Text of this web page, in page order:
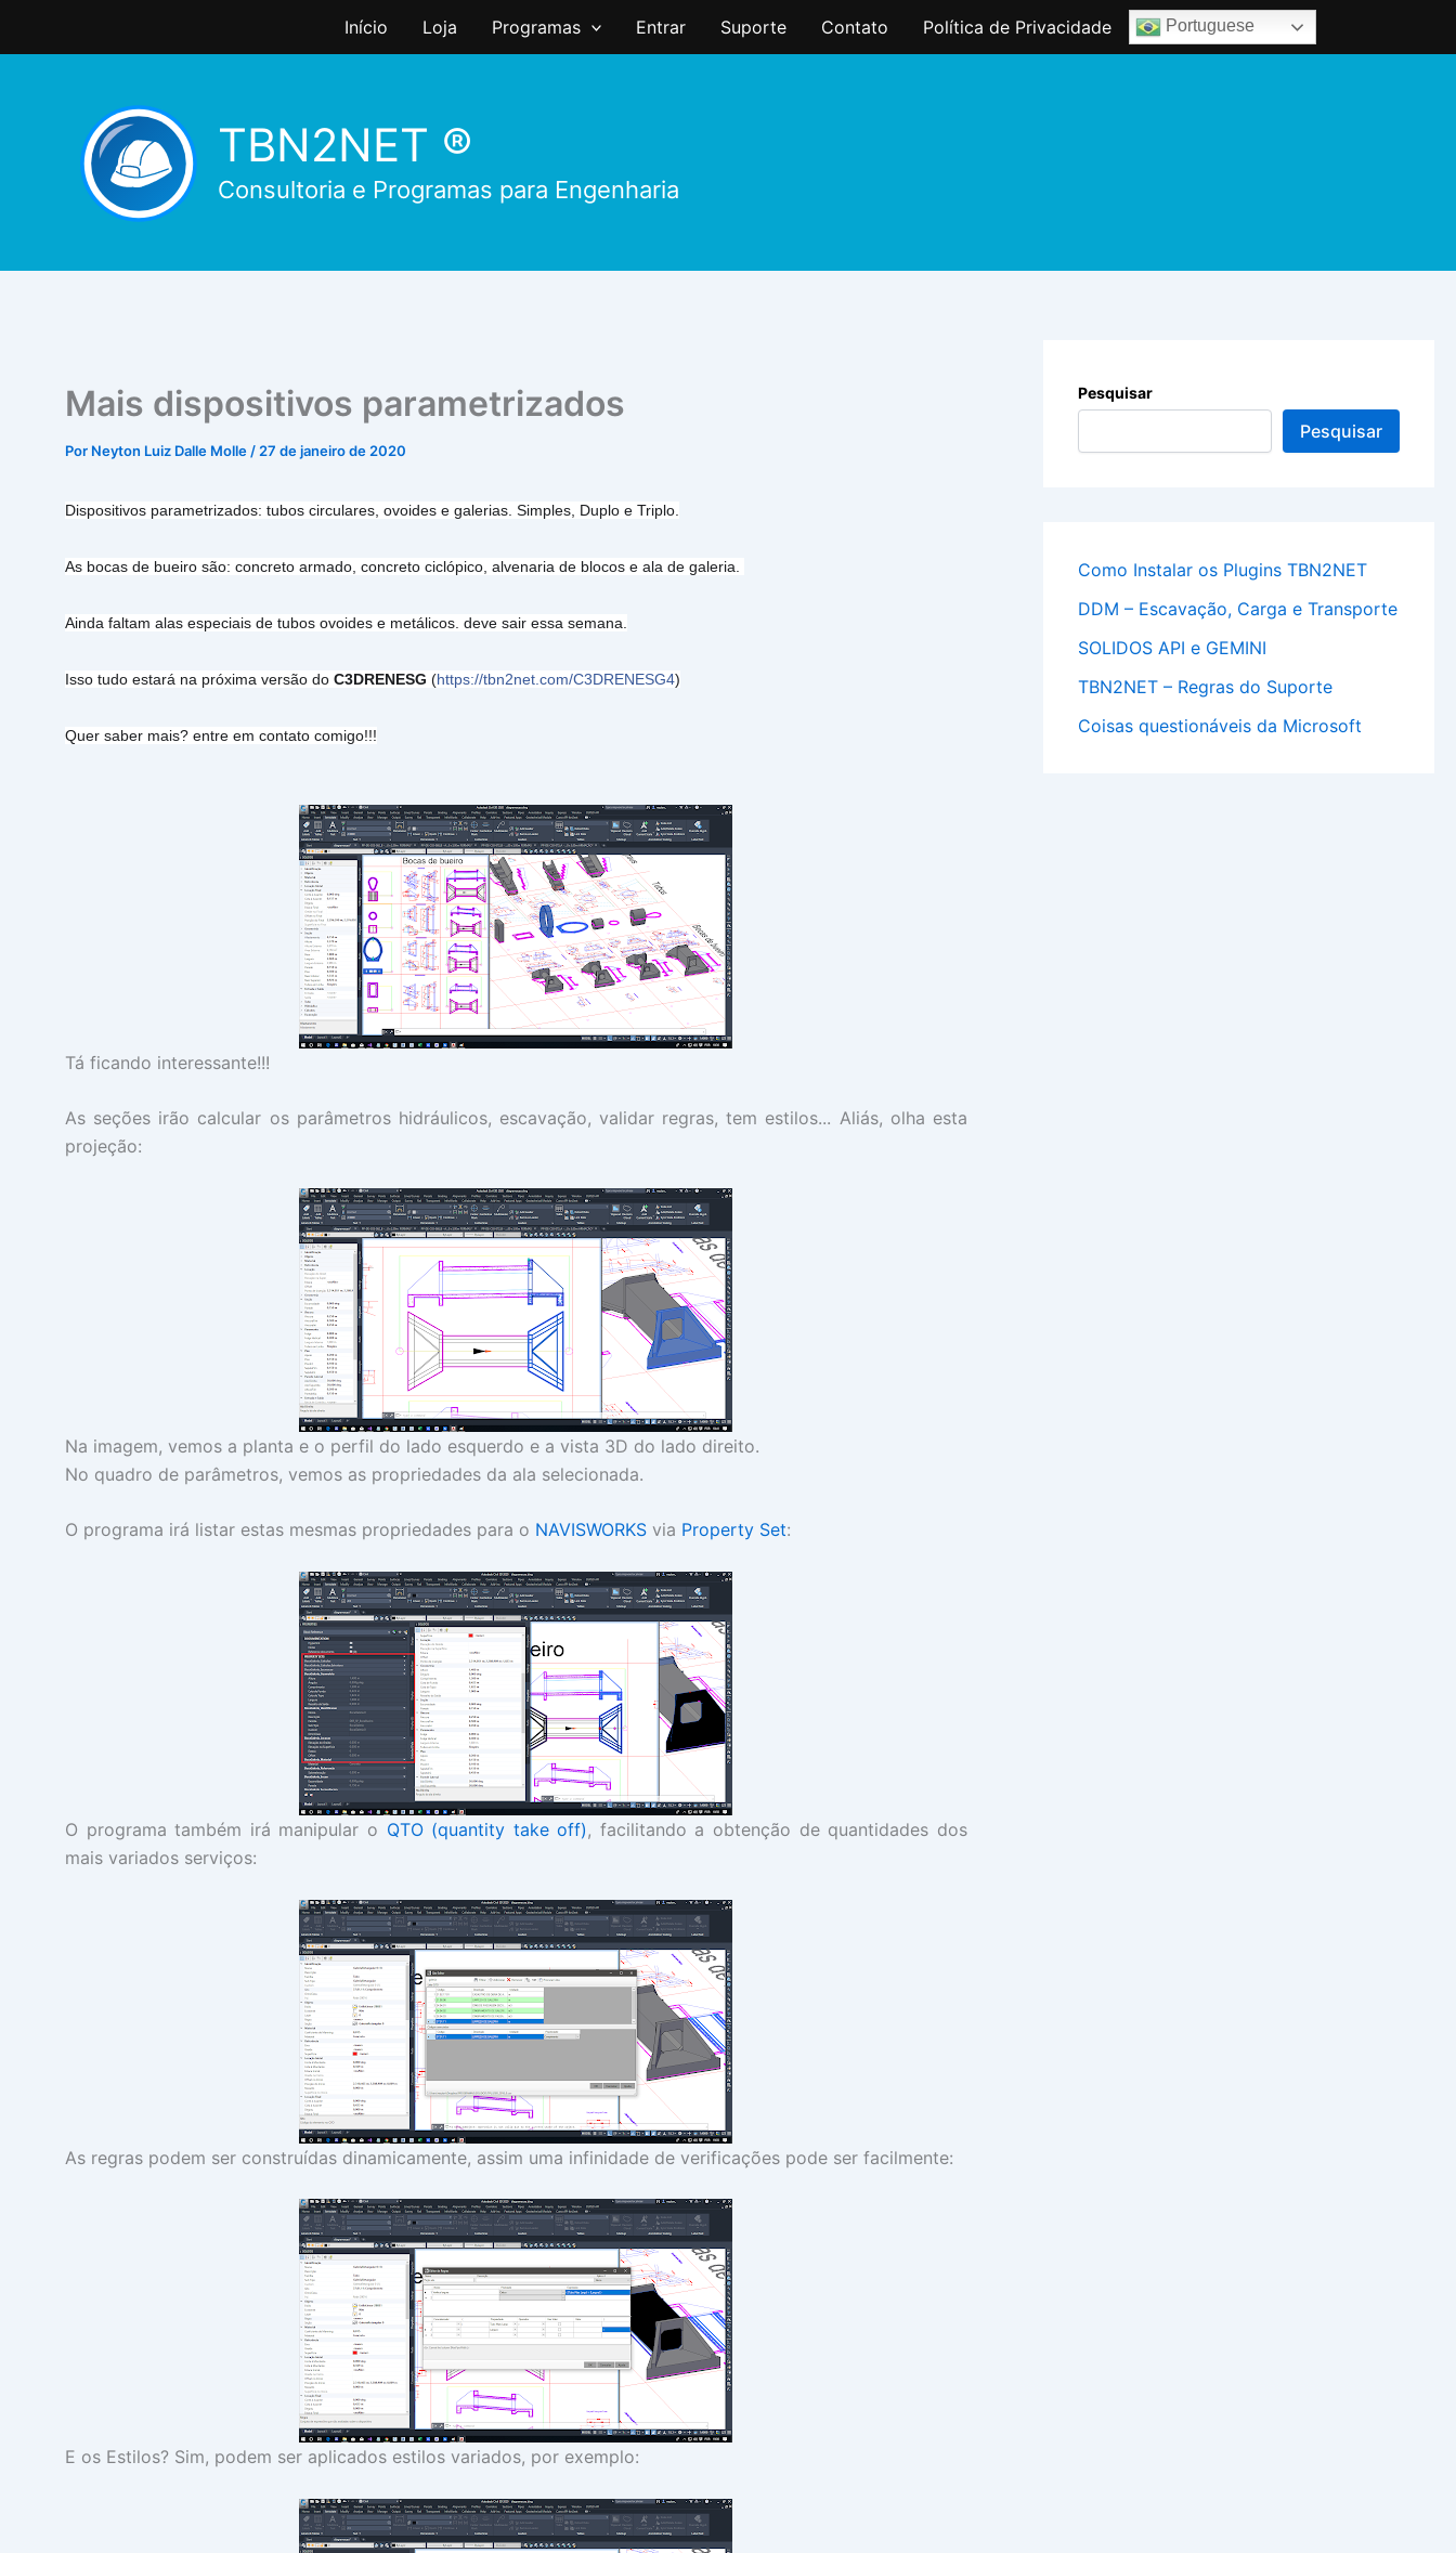
Início Loja Programas Entrar Suporte Contato Política de Privacidade Portuguese
TBN2NET ®
Consultoria e Programas para Engenharia
Mais dispositivos parametrizados
Por Neyton Luiz Dalle Molle / 27 de janeiro de 2020
Dispositivos parametrizados: tubos circulares, ovoides e galerias. Simples, Duplo e Triplo.
As bocas de bueiro são: concreto armado, concreto ciclópico, alvenaria de blocos e ala de galeria.
Ainda faltam alas especiais de tubos ovoides e metálicos. deve sair essa semana.
Isso tudo estará na próxima versão do C3DRENESG (https://tbn2net.com/C3DRENESG4)
Quer saber mais? entre em contato comigo!!!
Tá ficando interessante!!!
As seções irão calcular os parâmetros hidráulicos, escavação, validar regras, tem estilos... Aliás, olha esta
projeção:
Na imagem, vemos a planta e o perfil do lado esquerdo e a vista 3D do lado direito.
No quadro de parâmetros, vemos as propriedades da ala selecionada.
O programa irá listar estas mesmas propriedades para o NAVISWORKS via Property Set:
O programa também irá manipular o QTO (quantity take off) , facilitando a obtenção de quantidades dos
mais variados serviços:
As regras podem ser construídas dinamicamente, assim uma infinidade de verificações pode ser facilmente:
E os Estilos? Sim, podem ser aplicados estilos variados, por exemplo:
Pesquisar
Pesquisar
Como Instalar os Plugins TBN2NET
DDM – Escavação, Carga e Transporte
SOLIDOS API e GEMINI
TBN2NET – Regras do Suporte
Coisas questionáveis da Microsoft